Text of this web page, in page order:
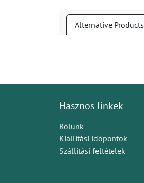
Alternative Products
Hasznos linkek
Rólunk
Kiállítási időpontok
Szállítási feltételek